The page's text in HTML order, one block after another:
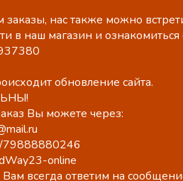
нас также можно
наш магазин и
обновление сайта.
Вы можете через:
79888880246
online
всегда ответим на